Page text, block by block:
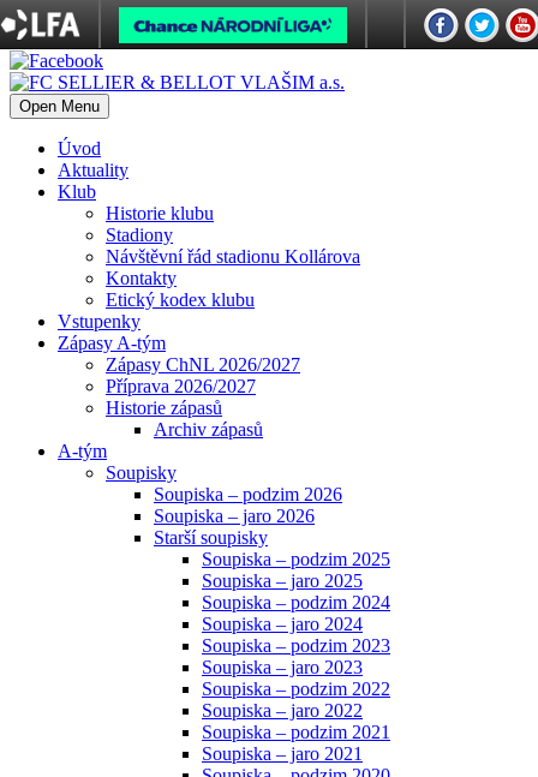
Open Menu
Úvod
Aktuality
Klub
Historie klubu
Stadiony
Návštěvní řád stadionu Kollárova
Kontakty
Etický kodex klubu
Vstupenky
Zápasy A-tým
Zápasy ChNL 2026/2027
Příprava 2026/2027
Historie zápasů
Archiv zápasů
A-tým
Soupisky
Soupiska – podzim 2026
Soupiska – jaro 2026
Starší soupisky
Soupiska – podzim 2025
Soupiska – jaro 2025
Soupiska – podzim 2024
Soupiska – jaro 2024
Soupiska – podzim 2023
Soupiska – jaro 2023
Soupiska – podzim 2022
Soupiska – jaro 2022
Soupiska – podzim 2021
Soupiska – jaro 2021